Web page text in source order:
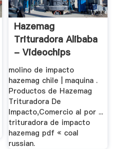
Hazemag
Trituradora Alibaba
- Videochips
molino de impacto
hazemag chile | maquina .
Productos de Hazemag
Trituradora De
Impacto,Comercio al por ...
trituradora de impacto
hazemag pdf « coal
russian.